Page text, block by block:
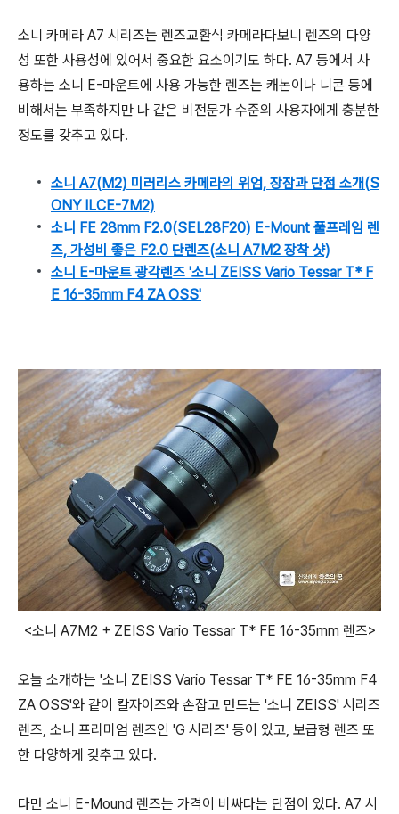
소니 카메라 A7 시리즈는 렌즈교환식 카메라다보니 렌즈의 다양
성 또한 사용성에 있어서 중요한 요소이기도 하다. A7 등에서 사
용하는 소니 E-마운트에 사용 가능한 렌즈는 캐논이나 니콘 등에
비해서는 부족하지만 나 같은 비전문가 수준의 사용자에게 충분한
정도를 갖추고 있다.
소니 A7(M2) 미러리스 카메라의 위엄, 장잠과 단점 소개(S
ONY ILCE-7M2)
소니 FE 28mm F2.0(SEL28F20) E-Mount 풀프레임 렌
즈, 가성비 좋은 F2.0 단렌즈(소니 A7M2 장착 샷)
소니 E-마운트 광각렌즈 '소니 ZEISS Vario Tessar T* F
E 16-35mm F4 ZA OSS'
<소니 A7M2 + ZEISS Vario Tessar T* FE 16-35mm 렌즈>
오늘 소개하는 '소니 ZEISS Vario Tessar T* FE 16-35mm F4
ZA OSS'와 같이 칼자이즈와 손잡고 만드는 '소니 ZEISS' 시리즈
렌즈, 소니 프리미엄 렌즈인 'G 시리즈' 등이 있고, 보급형 렌즈 또
한 다양하게 갖추고 있다.
다만 소니 E-Mound 렌즈는 가격이 비싸다는 단점이 있다. A7 시